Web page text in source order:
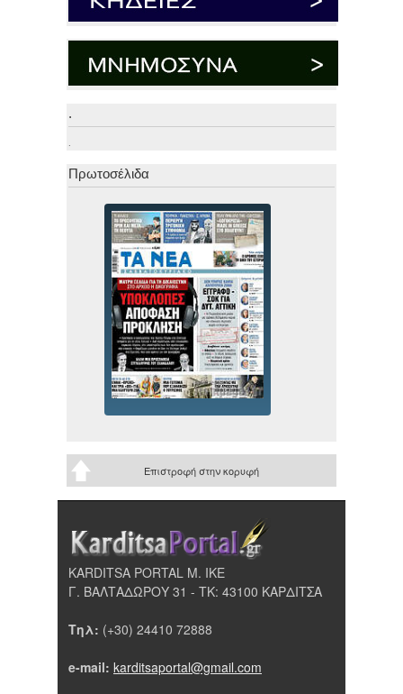
.
.
Πρωτοσέλιδα
Επιστροφή στην κορυφή
KARDITSA PORTAL Μ. ΙΚΕ
Γ. ΒΑΛΤΑΔΩΡΟΥ 31 - ΤΚ: 43100 ΚΑΡΔΙΤΣΑ
Τηλ: (+30) 24410 72888
e-mail: karditsaportal@gmail.com